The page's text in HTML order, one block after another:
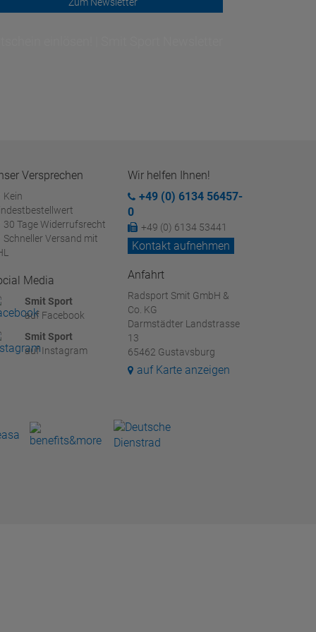
Zum Newsletter
Versprechen
Kein
30 Tage Widerrufsrecht
Schneller Versand mit
Media
Smit Sport
auf Facebook
Smit Sport
auf Instagram
Wir helfen Ihnen!
+49 (0) 6134 56457-
0
+49 (0) 6134 53441
Kontakt aufnehmen
Anfahrt
Radsport Smit GmbH &
Co. KG
Darmstädter Landstrasse
13
65462 Gustavsburg
auf Karte anzeigen